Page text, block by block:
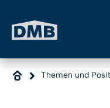
Themen und